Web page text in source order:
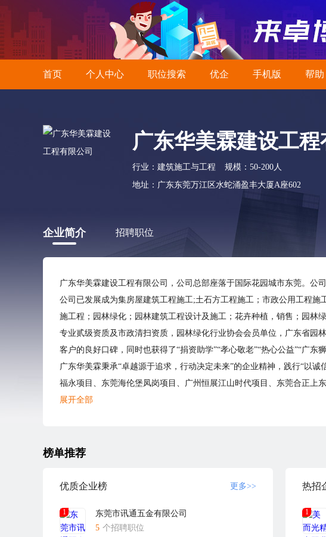
首页 个人中心 职位搜索 优企 手机版 帮助
广东华美霖建设工程
行业：建筑施工与工程
规模：50-200人
地址：广东东莞万江区水蛇涌盈丰大厦A座602
企业简介 招聘职位
广东华美霖建设工程有限公司，公司总部座落于国际花园城市东莞。公
公司已发展成为集房屋建筑工程施工;土石方工程施工；市政公用工程
施工程；园林绿化；园林建筑工程设计及施工；花卉种植，销售；园林
专业贰级资质及市政清扫资质，园林绿化行业协会会员单位，广东省园
客户的良好口碑，同时也获得了“捐资助学”“孝心敬老”“热心公益”“广
广东华美霖秉承“卓越源于追求，行动决定未来”的企业精神，践行“以
福永项目、东莞海伦堡凤岗项目、广州恒展江山时代项目、东莞合正上
香洲项目、惠州中信新城项目、东莞达鑫江滨新城项目、东莞世博天林
司、东莞金龙鱼有限公司、东莞铭丰包装厂......
别墅类：东莞达鑫江滨新城别墅样板房、七宝一丁会所、东莞龙江环保
同时，整合资源，合纵连横，积极探索新的商业模式及合作模式，以顺
近年来公司先后参与投资了旅游度假项目，房地产开发、物业管理等行
展开全部
榜单推荐
优质企业榜 更多>>
1
东莞市讯通五金有限公司
5 个招聘职位
热招
1